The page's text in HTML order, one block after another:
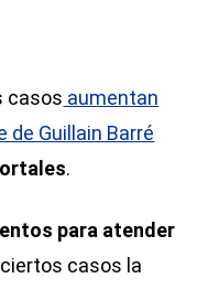
casos aumentan
de Guillain Barré
.
para atender
casos la